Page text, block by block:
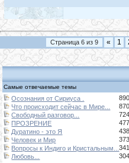
Страница 6из 9 « 1
Самые отвечаемые темы
Осознания от Сириуса .
Что происходит сейчас в Мире...
Свободный разговор...
ПРОЗРЕНИЕ
Дуратино - это Я
Человек и Мир
Вопросы к Индиго и Кристальным...
Любовь...